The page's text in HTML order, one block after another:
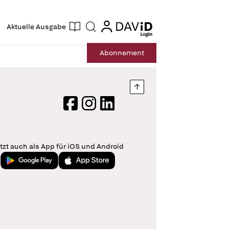
Aktuelle Ausgabe Suche login
login
Abonnement
Nach oben springen
FacebookInstagram
LinkedIn
auch als App für iOS und Android
Jetzt bei Google PlayLaden im App Store